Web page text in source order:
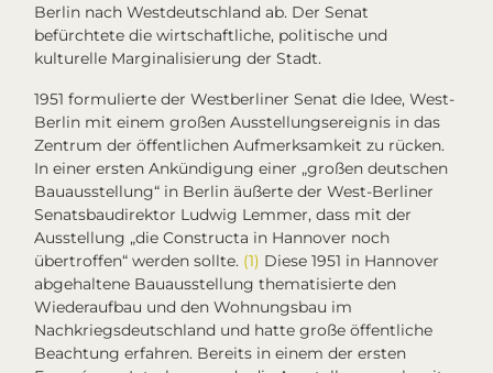
Berlin nach Westdeutschland ab. Der Senat
befürchtete die wirtschaftliche, politische und
kulturelle Marginalisierung der Stadt.
1951 formulierte der Westberliner Senat die Idee, West-
Berlin mit einem großen Ausstellungsereignis in das
Zentrum der öffentlichen Aufmerksamkeit zu rücken.
In einer ersten Ankündigung einer „großen deutschen
Bauausstellung“ in Berlin äußerte der West-Berliner
Senatsbaudirektor Ludwig Lemmer, dass mit der
Ausstellung „dieConstructa in Hannover noch
übertroffen“ werden sollte. (1) Diese 1951 in Hannover
abgehaltene Bauausstellung thematisierte den
Wiederaufbau und den Wohnungsbau im
Nachkriegsdeutschland und hatte große öffentliche
Beachtung erfahren. Bereits in einem der ersten